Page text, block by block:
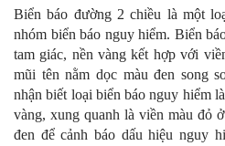
Biển báo đường 2 chiều là một
nhóm biển báo nguy hiểm. Biển
tam giác, nền vàng kết hợp với
mũi tên nằm dọc màu đen song
nhận biết loại biển báo nguy hiểm
vàng, xung quanh là viền màu đỏ
đen để cảnh báo dấu hiệu nguy